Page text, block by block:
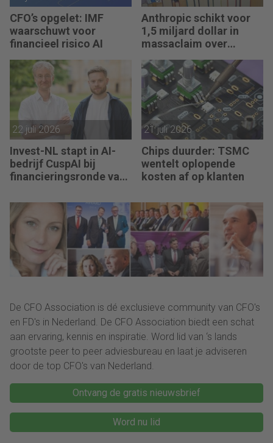
CFO’s opgelet: IMF
waarschuwt voor
financieel risico AI
Anthropic schikt voor
1,5 miljard dollar in
massaclaim over
22 juli 2026
Invest-NL stapt in AI-
bedrijf CuspAI bij
financieringsronde van
21 juli 2026
Chips duurder: TSMC
wentelt oplopende
kosten af op klanten
De CFO Association is dé exclusieve community van CFO's
en FD's in Nederland. De CFO Association biedt een schat
aan ervaring, kennis en inspiratie. Word lid van ‘s lands
grootste peer to peer adviesbureau en laat je adviseren
door de top CFO's van Nederland.
Ontvang de gratis nieuwsbrief
Word nu lid